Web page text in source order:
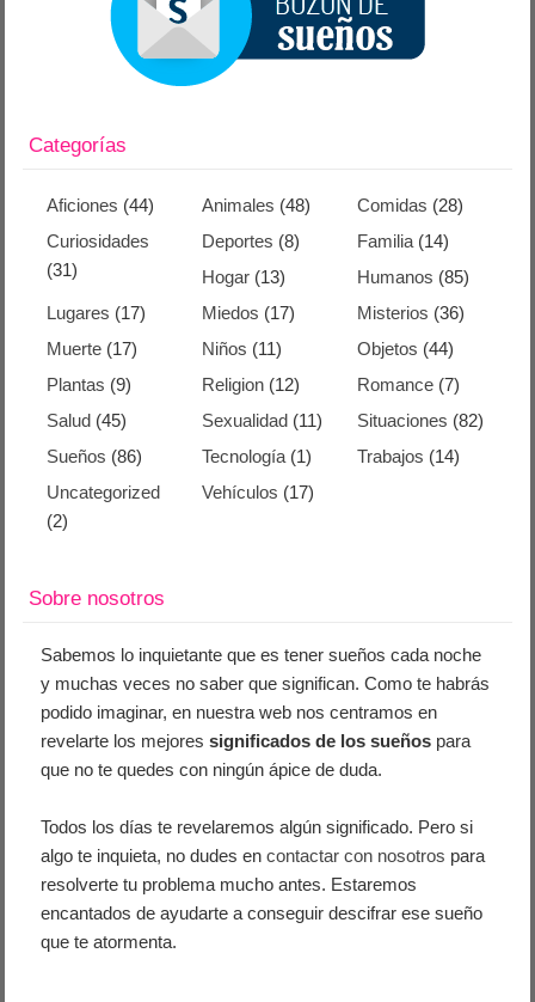
Categorías
Aficiones (44) Animales (48) Comidas (28)
Curiosidades
(31)
Deportes (8) Familia(14)
Hogar (13) Humanos (85)
Lugares (17) Miedos (17) Misterios (36)
Muerte (17) Niños (11) Objetos (44)
Plantas (9) Religion (12) Romance(7)
Salud (45) Sexualidad (11) Situaciones (82)
Sueños (86) Tecnología (1) Trabajos (14)
Uncategorized
(2)
Vehículos (17)
Sobre nosotros
Sabemos lo inquietante que es tener sueños cada noche
y muchas veces no saber que significan. Como te habrás
podido imaginar, en nuestra web nos centramos en
revelarte los mejoressignificados de los sueños para
que no te quedes con ningún ápice de duda.
Todos los días te revelaremos algún significado. Pero si
algo te inquieta, no dudes encontactar con nosotros para
resolverte tu problema mucho antes. Estaremos
encantados de ayudarte a conseguir descifrar ese sueño
que te atormenta.